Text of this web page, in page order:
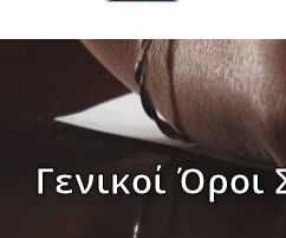
Γενικοί